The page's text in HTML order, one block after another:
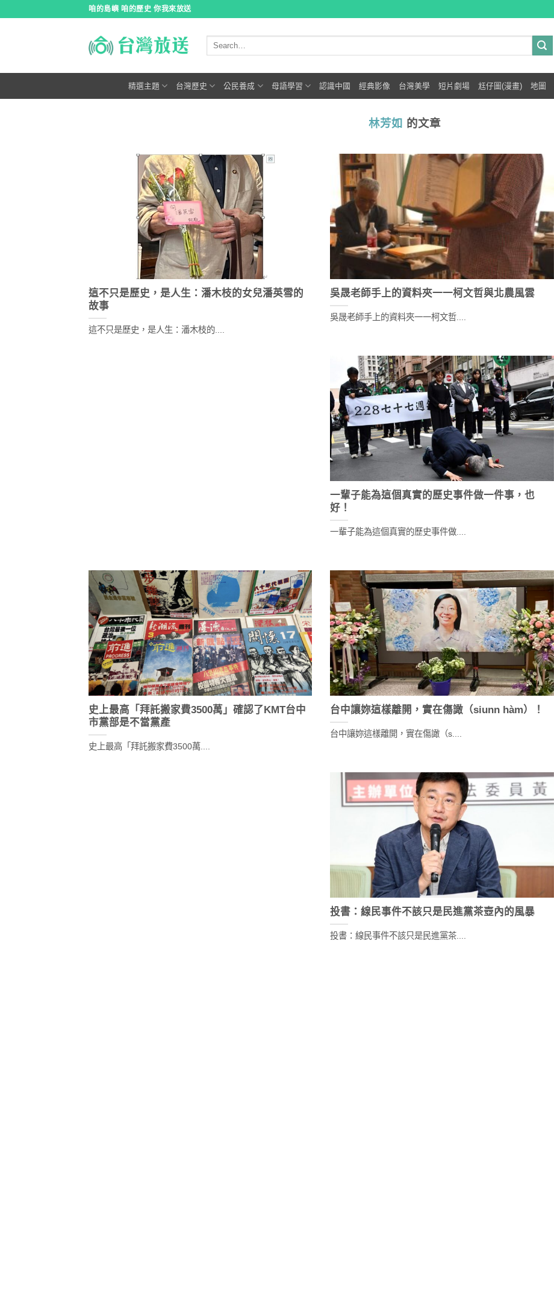
咱的島嶼 咱的歷史 你我來放送
精選主題 台灣歷史 公民養成 母語學習 認識中國 經典影像 台灣美學 短片劇場 尪仔圖(漫畫) 地圖
林芳如 的文章
這不只是歷史，是人生：潘木枝的女兒潘英雪的
故事
這不只是歷史，是人生：潘木枝的....
吳晟老師手上的資料夾一一柯文哲與北農風雲
吳晟老師手上的資料夾一一柯文哲....
一輩子能為這個真實的歷史事件做一件事，也
好！
一輩子能為這個真實的歷史事件做....
史上最高「拜託搬家費3500萬」確認了KMT台中
市黨部是不當黨產
史上最高「拜託搬家費3500萬....
台中讓妳這樣離開，實在傷譀（siunn hàm）！
台中讓妳這樣離開，實在傷譀（s....
投書：線民事件不該只是民進黨茶壺內的風暴
投書：線民事件不該只是民進黨茶....